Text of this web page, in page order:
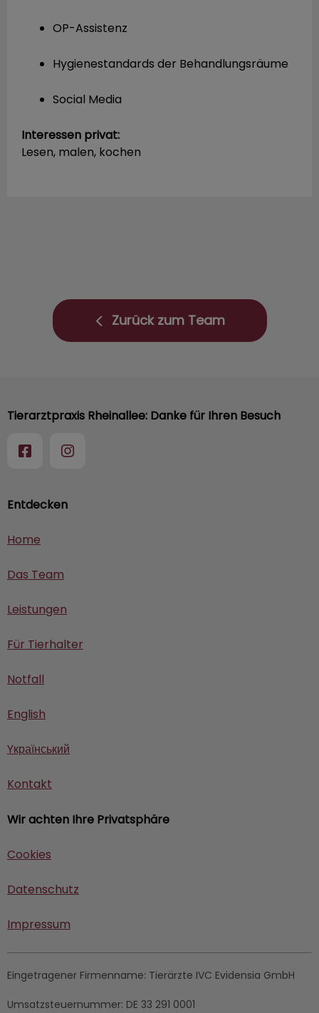
OP-Assistenz
Hygienestandards der Behandlungsräume
Social Media
Interessen privat:
Lesen, malen, kochen
Zurück zum Team
Entdecken
Home
Das Team
Leistungen
Für Tierhalter
Notfall
English
Yкраїнський
Kontakt
Wir achten Ihre Privatsphäre
Cookies
Datenschutz
Impressum
Tierarztpraxis Rheinallee: Danke für Ihren Besuch
Eingetragener Firmenname: Tierärzte IVC Evidensia GmbH
Umsatzsteuernummer: DE 33 291 0001